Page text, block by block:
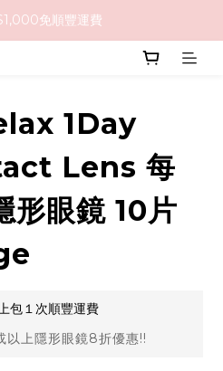
免順豐運費
免順豐運費
1Day
Lens 每
形眼鏡 10片
包１次順豐運費
以上隱形眼鏡8折優惠!!